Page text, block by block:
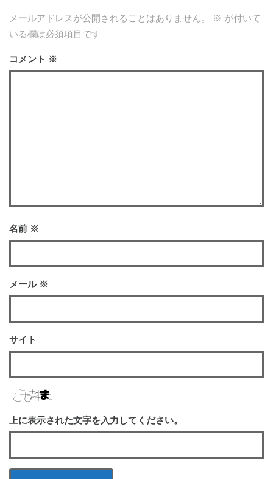
メールアドレスが公開されることはありません。 ※ が付いて
いる欄は必須項目です
コメント ※
名前 ※
メール ※
サイト
上に表示された文字を入力してください。